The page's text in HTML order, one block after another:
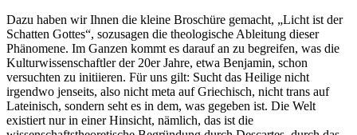
Dazu haben wir Ihnen die kleine Broschüre gemacht, „Licht ist der
Schatten Gottes“, sozusagen die theologische Ableitung dieser
Phänomene. Im Ganzen kommt es darauf an zu begreifen, was die
Kulturwissenschaftler der 20er Jahre, etwa Benjamin, schon
versuchten zu initiieren. Für uns gilt: Sucht das Heilige nicht
irgendwo jenseits, also nicht meta auf Griechisch, nicht trans auf
Lateinisch, sondern seht es in dem, was gegeben ist. Die Welt
existiert nur in einer Hinsicht, nämlich, das ist die